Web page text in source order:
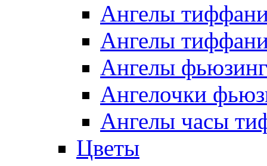
Ангелы
Ангелы
Ангелы фьюзинг
Ангелочки
Ангелы часы
Цветы